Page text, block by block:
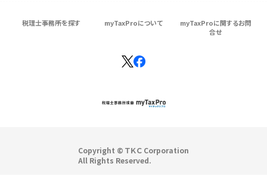
税理士事務所を探す myTaxProについて
myTaxProに関するお問
合せ
Copyright © ＴＫＣ Corporation
All Rights Reserved.